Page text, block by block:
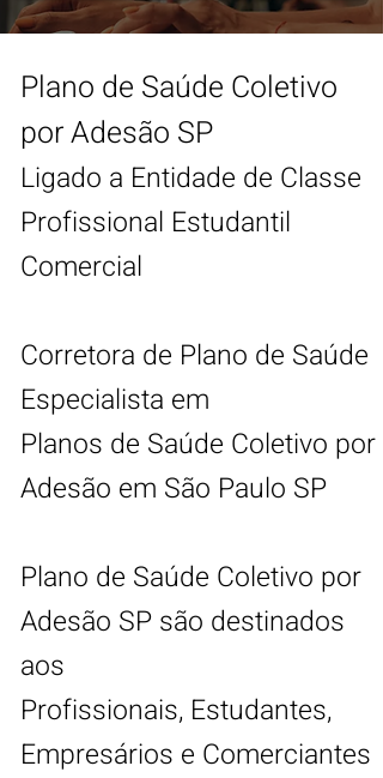
Plano de Saúde Coletivo
por Adesão SP
Ligado a Entidade de Classe
Profissional Estudantil
Comercial
Corretora de Plano de Saúde
Especialista em
Planos de Saúde Coletivo por
Adesão em São Paulo SP
Plano de Saúde Coletivo por
Adesão SP são destinados
aos
Profissionais, Estudantes,
Empresários e Comerciantes